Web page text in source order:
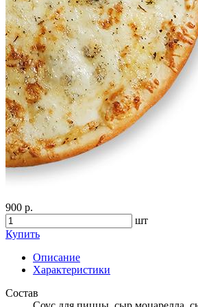
900 р.
шт
Купить
Описание
Характеристики
Состав